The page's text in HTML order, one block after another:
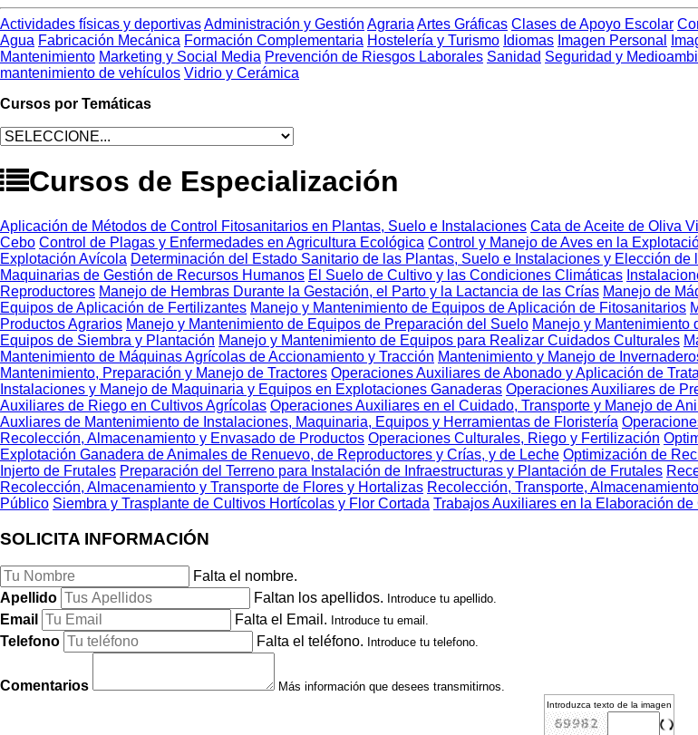
Actividades físicas y deportivasAdministración y Gestión Agraria Artes Gráficas Clases de Apoyo Escolar
Agua Fabricación Mecánica Formación Complementaria Hostelería y Turismo Idiomas Imagen Personal
Mantenimiento Marketing y Social Media Prevención de Riesgos Laborales Sanidad Seguridad y
mantenimiento de vehículos Vidrio y Cerámica
Cursos por Temáticas
Cursos de Especialización
Aplicación de Métodos de Control Fitosanitarios en Plantas, Suelo e Instalaciones Cata de Aceite de Oliva
Cebo Control de Plagas y Enfermedades en Agricultura Ecológica Control y Manejo de Aves en la
Explotación Avícola Determinación del Estado Sanitario de las Plantas, Suelo e Instalaciones y Elección de
Maquinarias de Gestión de Recursos Humanos El Suelo de Cultivo y las Condiciones Climáticas
Reproductores Manejo de Hembras Durante la Gestación, el Parto y la Lactancia de las Crías Manejo de
Equipos de Aplicación de Fertilizantes Manejo y Mantenimiento de Equipos de Aplicación de Fitosanitarios
Productos Agrarios Manejo y Mantenimiento de Equipos de Preparación del Suelo Manejo y Mantenimiento
Equipos de Siembra y Plantación Manejo y Mantenimiento de Equipos para Realizar Cuidados Culturales
Mantenimiento de Máquinas Agrícolas de Accionamiento y Tracción Mantenimiento y Manejo de
Mantenimiento, Preparación y Manejo de Tractores Operaciones Auxiliares de Abonado y Aplicación de
Instalaciones y Manejo de Maquinaria y Equipos en Explotaciones Ganaderas Operaciones Auxiliares de
Auxiliares de Riego en Cultivos Agrícolas Operaciones Auxiliares en el Cuidado, Transporte y Manejo de
Auxliares de Mantenimiento de Instalaciones, Maquinaria, Equipos y Herramientas de Floristería
Recolección, Almacenamiento y Envasado de Productos Operaciones Culturales, Riego y Fertilización
Explotación Ganadera de Animales de Renuevo, de Reproductores y Crías, y de Leche Optimización de
Injerto de Frutales Preparación del Terreno para Instalación de Infraestructuras y Plantación de Frutales
Recolección, Almacenamiento y Transporte de Flores y Hortalizas Recolección, Transporte,
Público Siembra y Trasplante de Cultivos Hortícolas y Flor Cortada Trabajos Auxiliares en la Elaboración
SOLICITA INFORMACIÓN
Falta el nombre.
Apellido
Faltan los apellidos. Introduce tu apellido.
Email Falta el Email. Introduce tu email.
Telefono Falta el teléfono. Introduce tu telefono.
Comentarios Más información que desees transmitirnos.
Introduzca texto de la imagen